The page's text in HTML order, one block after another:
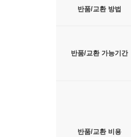
반품/교환 방법
반품/교환 가능기간
반품/교환 비용